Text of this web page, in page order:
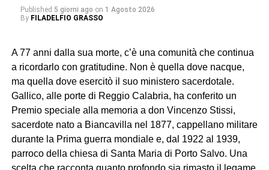
presenza non rappresenta soltanto un gesto di devozione,
San Placido tra devozione e
leggenda
Secondo una leggenda tramandata nei secoli, infatti, il
carro che trasportava le reliquie di san Placido non
avrebbe mai dovuto fermarsi a Biancavilla. La sua
destinazione era Adrano. Dopo avere lasciato l’abbazia di
Published 5 giorni ago on 1 Agosto 2026
By FILADELFIO GRASSO
A 77 anni dalla sua morte, c’è una comunità che continua
a ricordarlo con gratitudine. Non è quella dove nacque,
ma quella dove esercitò il suo ministero sacerdotale.
Gallico, alle porte di Reggio Calabria, ha conferito un
Premio speciale alla memoria a don Vincenzo Stissi,
sacerdote nato a Biancavilla nel 1877, cappellano militare
durante la Prima guerra mondiale e, dal 1922 al 1939,
parroco della chiesa di Santa Maria di Porto Salvo. Una
scelta che racconta quanto profondo sia rimasto il legame